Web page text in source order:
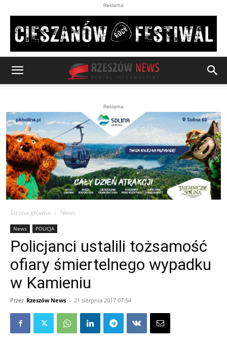
Reklama
Reklama
Strona główna News
News POLICJA
Policjanci ustalili tożsamość
ofiary śmiertelnego wypadku
w Kamieniu
Przez Rzeszów News - 21 sierpnia 2017 07:54